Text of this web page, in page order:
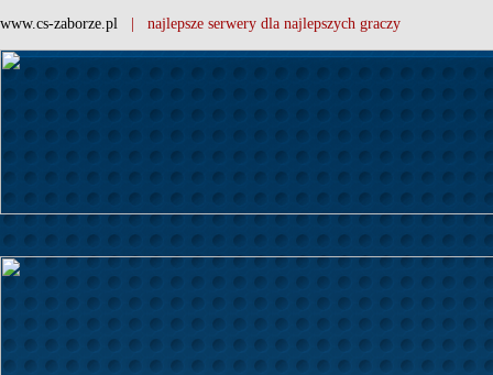
www.cs-zaborze.pl | najlepsze serwery dla najlepszych graczy